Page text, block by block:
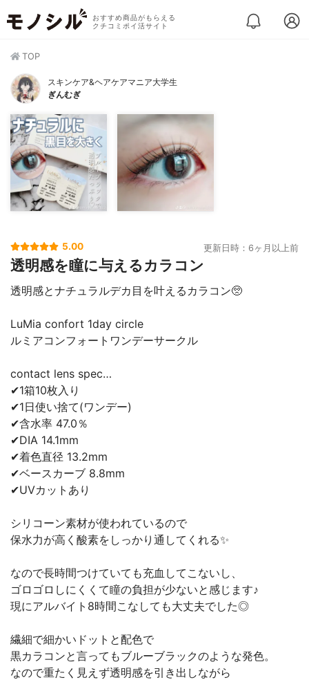
おすすめ商品がもらえる
クチコミポイ活サイト
TOP
スキンケア&ヘアケアマニア大学生
ぎんむぎ
5.00 更新日時：6ヶ月以上前
透明感を瞳に与えるカラコン
透明感とナチュラルデカ目を叶えるカラコン🥺
LuMia confort 1day circle
ルミアコンフォートワンデーサークル
contact lens spec…
✔1箱10枚入り
✔1日使い捨て(ワンデー)
✔含水率 47.0％
✔DIA 14.1mm
✔着色直径 13.2mm
✔ベースカーブ 8.8mm
✔UVカットあり
シリコーン素材が使われているので
保水力が高く酸素をしっかり通してくれる✨
なので長時間つけていても充血してこないし、
ゴロゴロしにくくて瞳の負担が少ないと感じます♪
現にアルバイト8時間こなしても大丈夫でした◎
繊細で細かいドットと配色で
黒カラコンと言ってもブルーブラックのような発色。
なので重たく見えず透明感を引き出しながら